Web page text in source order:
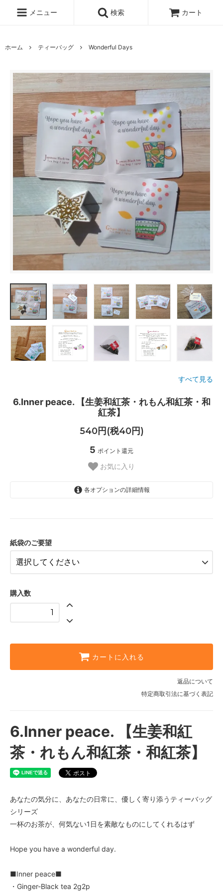
メニュー 検索 カート
ホーム ティーバッグ Wonderful Days
すべて見る
6.Inner peace. 【生姜和紅茶・れもん和紅茶・和
紅茶】
540円(税40円)
5 ポイント還元
お気に入り
各オプションの詳細情報
紙袋のご要望
購入数
カートに入れる
返品について
特定商取引法に基づく表記
6.Inner peace. 【生姜和紅
茶・れもん和紅茶・和紅茶】
あなたの気分に、あなたの日常に、優しく寄り添うティーバッグ
シリーズ
一杯のお茶が、何気ない1日を素敵なものにしてくれるはず
Hope you have a wonderful day.
■Inner peace■
・Ginger-Black tea 2g2p